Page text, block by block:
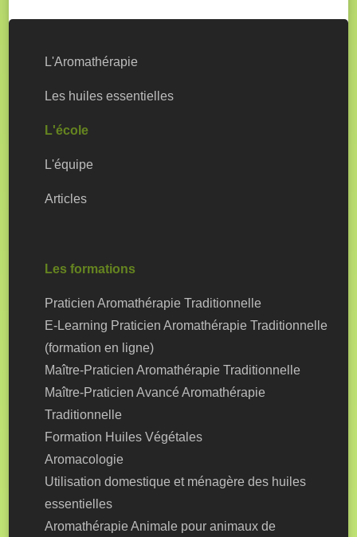
L'Aromathérapie
Les huiles essentielles
L'école
L'équipe
Articles
Les formations
Praticien Aromathérapie Traditionnelle
E-Learning Praticien Aromathérapie Traditionnelle
(formation en ligne)
Maître-Praticien Aromathérapie Traditionnelle
Maître-Praticien Avancé Aromathérapie
Traditionnelle
Formation Huiles Végétales
Aromacologie
Utilisation domestique et ménagère des huiles
essentielles
Aromathérapie Animale pour animaux de